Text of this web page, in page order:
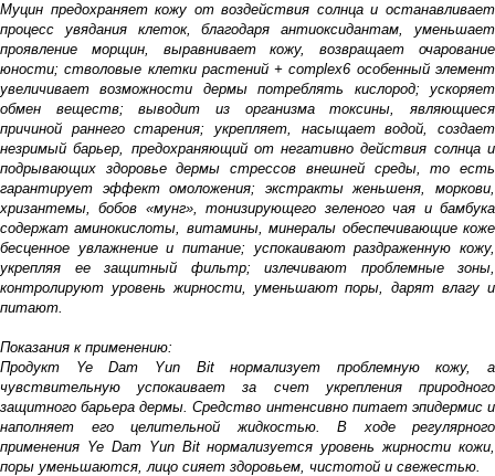
Муцин предохраняет кожу от воздействия солнца и останавливает
процесс увядания клеток, благодаря антиоксидантам, уменьшает
проявление морщин, выравнивает кожу, возвращает очарование
юности; стволовые клетки растений + complex6 особенный элемент
увеличивает возможности дермы потреблять кислород; ускоряет
обмен веществ; выводит из организма токсины, являющиеся
причиной раннего старения; укрепляет, насыщает водой, создает
незримый барьер, предохраняющий от негативно действия солнца и
подрывающих здоровье дермы стрессов внешней среды, то есть
гарантирует эффект омоложения; экстракты женьшеня, моркови,
хризантемы, бобов «мунг», тонизирующего зеленого чая и бамбука
содержат аминокислоты, витамины, минералы обеспечивающие коже
бесценное увлажнение и питание; успокаивают раздраженную кожу,
укрепляя ее защитный фильтр; излечивают проблемные зоны,
контролируют уровень жирности, уменьшают поры, дарят влагу и
питают.
Показания к применению:
Продукт Ye Dam Yun Bit нормализует проблемную кожу, а
чувствительную успокаивает за счет укрепления природного
защитного барьера дермы. Средство интенсивно питает эпидермис и
наполняет его целительной жидкостью. В ходе регулярного
применения Ye Dam Yun Bit нормализуется уровень жирности кожи,
поры уменьшаются, лицо сияет здоровьем, чистотой и свежестью.